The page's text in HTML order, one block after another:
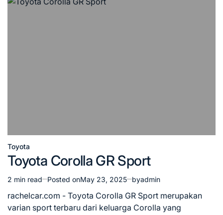
Posted
Toyota
Toyota Corolla GR Sport
Estimated
read
time
2 min read Posted onMay 23, 2025 byadmin
rachelcar.com - Toyota Corolla GR Sport merupakan
varian sport terbaru dari keluarga Corolla yang